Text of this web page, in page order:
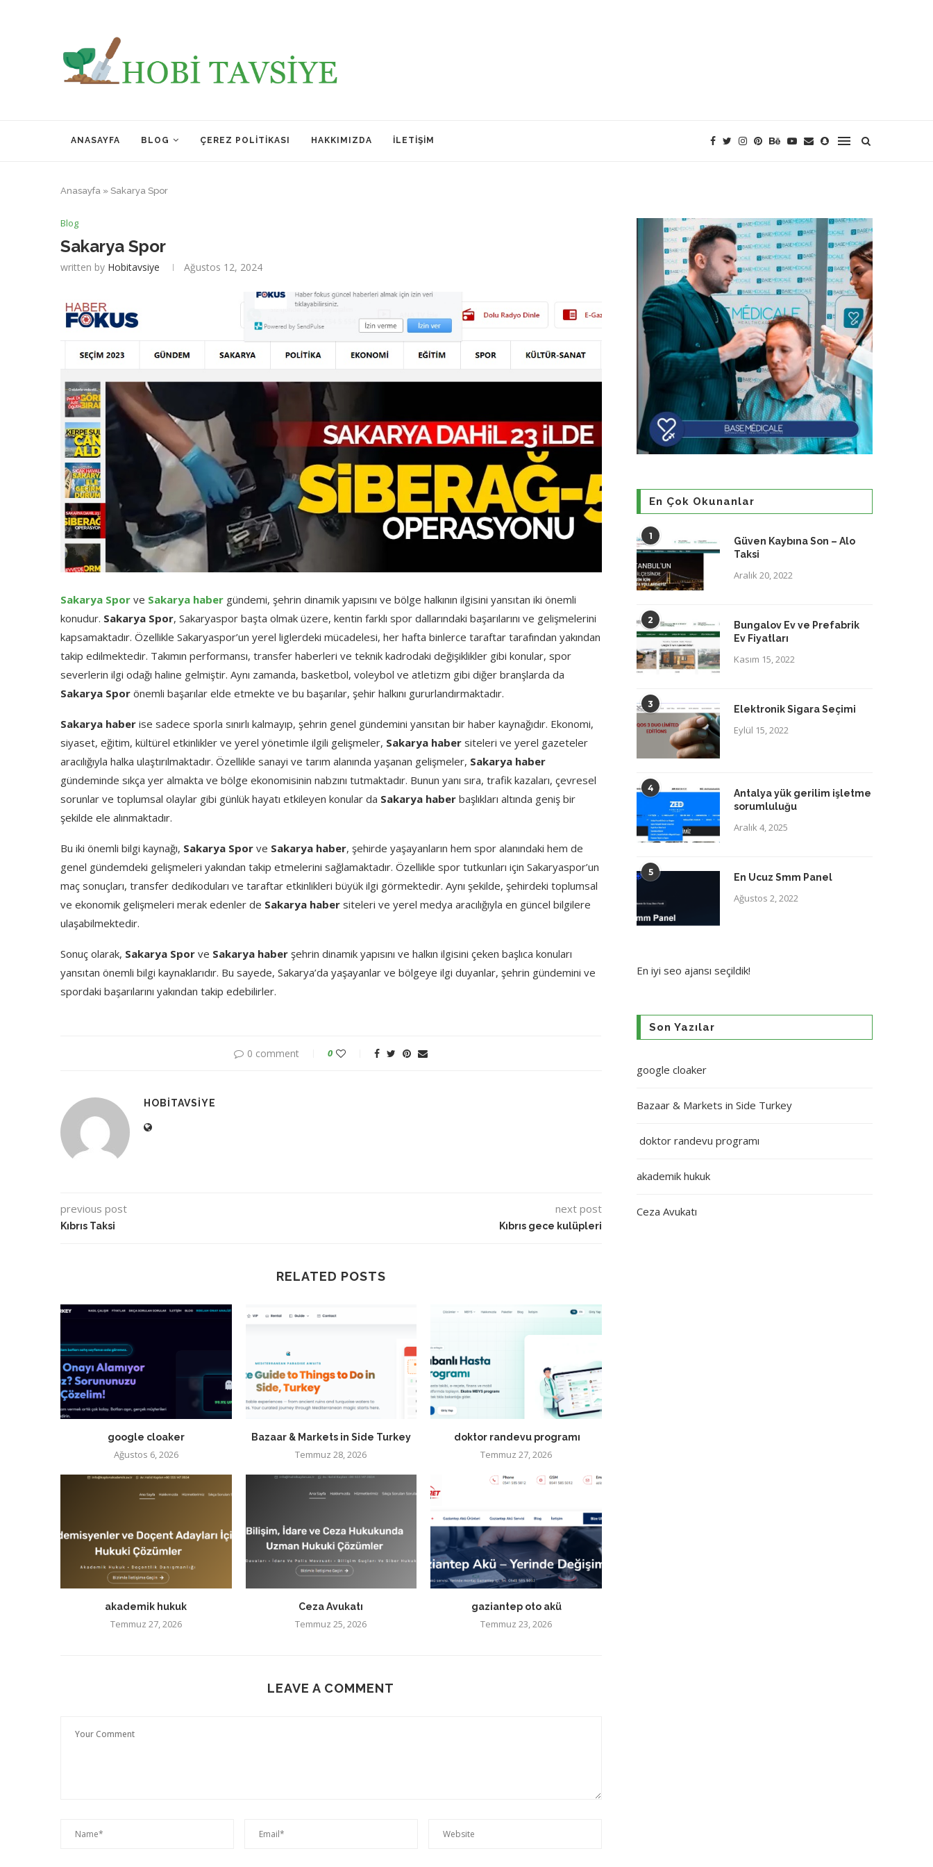
ANASAYFA BLOG ÇEREZ POLITIKASI HAKKIMIZDA İLETIŞIM
Anasayfa » Sakarya Spor
Blog
Sakarya Spor
written by Hobitavsiye Ağustos 12, 2024
Sakarya Spor ve Sakarya haber gündemi, şehrin dinamik yapısını ve bölge halkının ilgisini yansıtan iki önemli
konudur. Sakarya Spor, Sakaryaspor başta olmak üzere, kentin farklı spor dallarındaki başarılarını ve gelişmelerini
kapsamaktadır. Özellikle Sakaryaspor’un yerel liglerdeki mücadelesi, her hafta binlerce taraftar tarafından yakından
takip edilmektedir. Takımın performansı, transfer haberleri ve teknik kadrodaki değişiklikler gibi konular, spor
severlerin ilgi odağı haline gelmiştir. Aynı zamanda, basketbol, voleybol ve atletizm gibi diğer branşlarda da
Sakarya Spor önemli başarılar elde etmekte ve bu başarılar, şehir halkını gururlandırmaktadır.
Sakarya haber ise sadece sporla sınırlı kalmayıp, şehrin genel gündemini yansıtan bir haber kaynağıdır. Ekonomi,
siyaset, eğitim, kültürel etkinlikler ve yerel yönetimle ilgili gelişmeler, Sakarya haber siteleri ve yerel gazeteler
aracılığıyla halka ulaştırılmaktadır. Özellikle sanayi ve tarım alanında yaşanan gelişmeler, Sakarya haber
gündeminde sıkça yer almakta ve bölge ekonomisinin nabzını tutmaktadır. Bunun yanı sıra, trafik kazaları, çevresel
sorunlar ve toplumsal olaylar gibi günlük hayatı etkileyen konular da Sakarya haber başlıkları altında geniş bir
şekilde ele alınmaktadır.
Bu iki önemli bilgi kaynağı, Sakarya Spor ve Sakarya haber, şehirde yaşayanların hem spor alanındaki hem de
genel gündemdeki gelişmeleri yakından takip etmelerini sağlamaktadır. Özellikle spor tutkunları için Sakaryaspor’un
maç sonuçları, transfer dedikoduları ve taraftar etkinlikleri büyük ilgi görmektedir. Aynı şekilde, şehirdeki toplumsal
ve ekonomik gelişmeleri merak edenler de Sakarya haber siteleri ve yerel medya aracılığıyla en güncel bilgilere
ulaşabilmektedir.
Sonuç olarak, Sakarya Spor ve Sakarya haber şehrin dinamik yapısını ve halkın ilgisini çeken başlıca konuları
yansıtan önemli bilgi kaynaklarıdır. Bu sayede, Sakarya’da yaşayanlar ve bölgeye ilgi duyanlar, şehrin gündemini ve
spordaki başarılarını yakından takip edebilirler.
0 comment 0
HOBITAVSIYE
previous post
Kıbrıs Taksi
next post
Kıbrıs gece kulüpleri
RELATED POSTS
google cloaker
Ağustos 6, 2026
Bazaar & Markets in Side Turkey
Temmuz 28, 2026
doktor randevu programı
Temmuz 27, 2026
akademik hukuk
Temmuz 27, 2026
Ceza Avukatı
Temmuz 25, 2026
gaziantep oto akü
Temmuz 23, 2026
LEAVE A COMMENT
En Çok Okunanlar
1
Güven Kaybına Son – Alo
Taksi
Aralık 20, 2022
2
Bungalov Ev ve Prefabrik
Ev Fiyatları
Kasım 15, 2022
3 Elektronik Sigara Seçimi
Eylül 15, 2022
4
Antalya yük gerilim işletme
sorumluluğu
Aralık 4, 2025
5 En Ucuz Smm Panel
Ağustos 2, 2022
En iyi seo ajansı seçildik!
Son Yazılar
google cloaker
Bazaar & Markets in Side Turkey
doktor randevu programı
akademik hukuk
Ceza Avukatı